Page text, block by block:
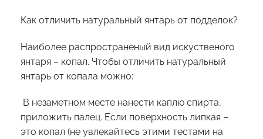
Как отличить натуральный янтарь от подделок?
Наиболее распространеный вид искуственого
янтаря – копал. Чтобы отличить натуральный
янтарь от копала можно:
В незаметном месте нанести каплю спирта,
приложить палец. Если поверхность липкая –
это копал (не увлекайтесь этими тестами на